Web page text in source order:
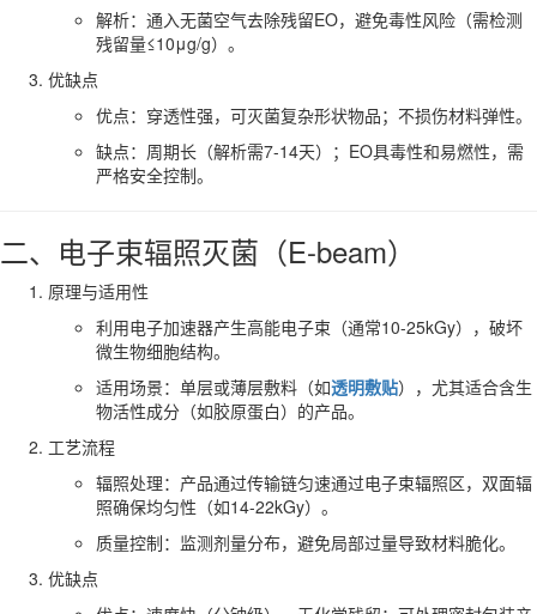
解析：通入无菌空气去除残留EO，避免毒性风险（需检测
残留量≤10μg/g）。
优缺点
优点：穿透性强，可灭菌复杂形状物品；不损伤材料弹性。
缺点：周期长（解析需7-14天）；EO具毒性和易燃性，需
严格安全控制。
二、电子束辐照灭菌（E-beam）
原理与适用性
利用电子加速器产生高能电子束（通常10-25kGy），破坏
微生物细胞结构。
适用场景：单层或薄层敷料（如透明敷贴），尤其适合含生
物活性成分（如胶原蛋白）的产品。
工艺流程
辐照处理：产品通过传输链匀速通过电子束辐照区，双面辐
照确保均匀性（如14-22kGy）。
质量控制：监测剂量分布，避免局部过量导致材料脆化。
优缺点